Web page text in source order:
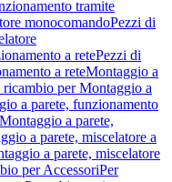
tramite
monocomandoPezzi di
a retePezzi di
a reteMontaggio a
ricambio per Montaggio a
a parete, funzionamento
a parete,
a parete, miscelatore a
a parete, miscelatore
per AccessoriPer